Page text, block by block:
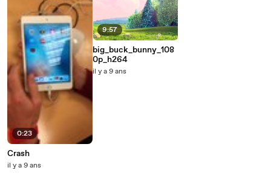
0:23
Crash
il y a 9 ans
9:57
big_buck_bunny_108
0p_h264
il y a 9 ans